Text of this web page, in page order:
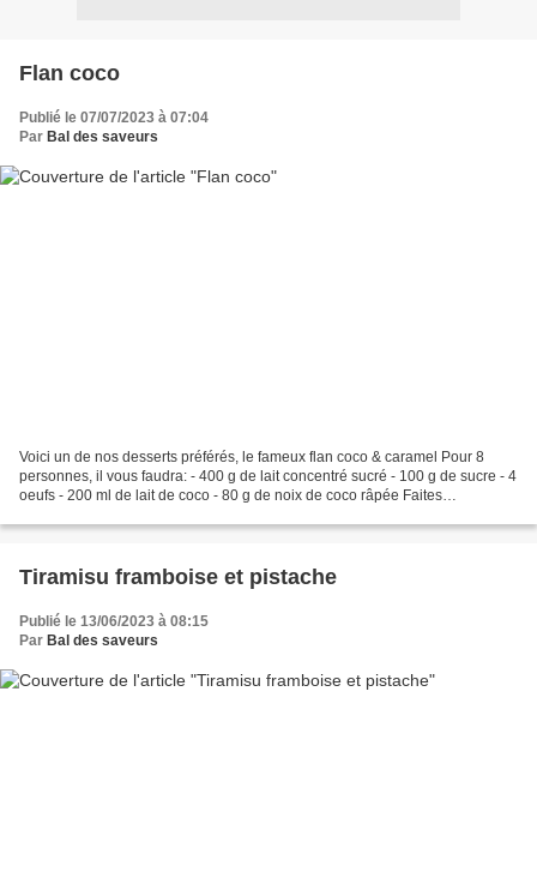
Flan coco
Publié le 07/07/2023 à 07:04
Par Bal des saveurs
Voici un de nos desserts préférés, le fameux flan coco & caramel Pour 8
personnes, il vous faudra: - 400 g de lait concentré sucré - 100 g de sucre - 4
oeufs - 200 ml de lait de coco - 80 g de noix de coco râpée Faites
Tiramisu framboise et pistache
Publié le 13/06/2023 à 08:15
Par Bal des saveurs